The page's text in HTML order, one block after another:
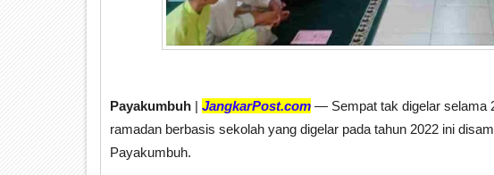
Payakumbuh | JangkarPost.com — Sempat tak digelar selama
ramadan berbasis sekolah yang digelar pada tahun 2022 ini
Payakumbuh.